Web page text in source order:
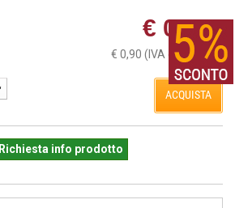
€ 0,90
€ 0,90 (IVA esclusa)
ACQUISTA
Richiesta info prodotto